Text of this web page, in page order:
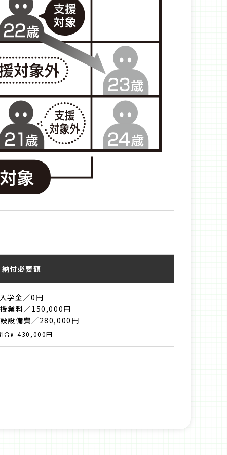
納付必要額
学金／0円
授業料／150,000円
設設備費／280,000円
合計430,000円